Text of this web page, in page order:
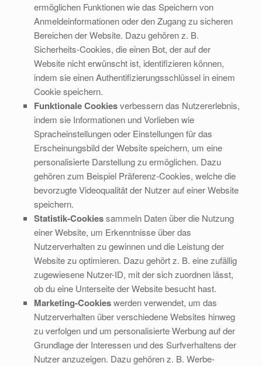
ermöglichen Funktionen wie das Speichern von
Anmeldeinformationen oder den Zugang zu sicheren
Bereichen der Website. Dazu gehören z. B.
Sicherheits-Cookies, die einen Bot, der auf der
Website nicht erwünscht ist, identifizieren können,
indem sie einen Authentifizierungsschlüssel in einem
Cookie speichern.
Funktionale Cookiesverbessern das Nutzererlebnis,
indem sie Informationen und Vorlieben wie
Spracheinstellungen oder Einstellungen für das
Erscheinungsbild der Website speichern, um eine
personalisierte Darstellung zu ermöglichen. Dazu
gehören zum Beispiel Präferenz-Cookies, welche die
bevorzugte Videoqualität der Nutzer auf einer Website
speichern.
Statistik-Cookiessammeln Daten über die Nutzung
einer Website, um Erkenntnisse über das
Nutzerverhalten zu gewinnen und die Leistung der
Website zu optimieren. Dazu gehört z. B. eine zufällig
zugewiesene Nutzer-ID, mit der sich zuordnen lässt,
ob du eine Unterseite der Website besucht hast.
Marketing-Cookieswerden verwendet, um das
Nutzerverhalten über verschiedene Websites hinweg
zu verfolgen und um personalisierte Werbung auf der
Grundlage der Interessen und des Surfverhaltens der
Nutzer anzuzeigen. Dazu gehören z. B. Werbe-